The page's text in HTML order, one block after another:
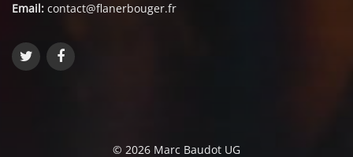
Email: contact@flanerbouger.fr
© 2026 Marc Baudot UG